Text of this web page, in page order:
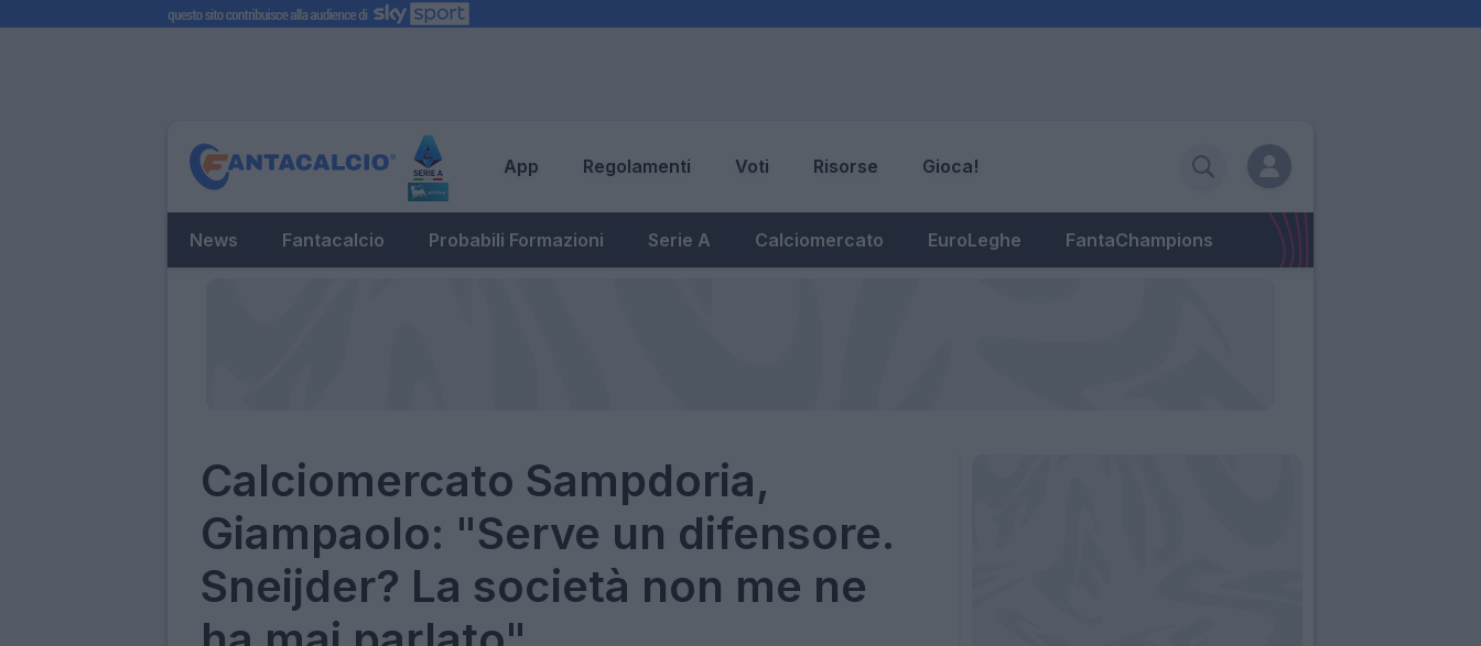
App Regolamenti Voti Risorse Gioca!
News Fantacalcio Probabili Formazioni Serie A Calciomercato EuroLeghe FantaChampions
Calciomercato Sampdoria,
Giampaolo: "Serve un difensore.
Sneijder? La società non me ne